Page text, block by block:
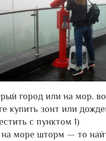
город или на мор.
купить зонт или
с пунктом 1)
море шторм — то